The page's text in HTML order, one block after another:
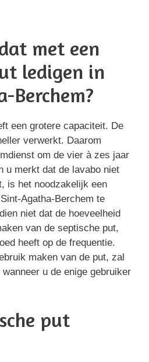
met een
ledigen in
Berchem?
een grotere capaciteit. De
verwerkt. Daarom
om de vier à zes jaar
u merkt dat de lavabo niet
is het noodzakelijk een
Agatha-Berchem te
niet dat de hoeveelheid
van de septische put,
heeft op de frequentie.
maken van de put, zal
u de enige gebruiker
put